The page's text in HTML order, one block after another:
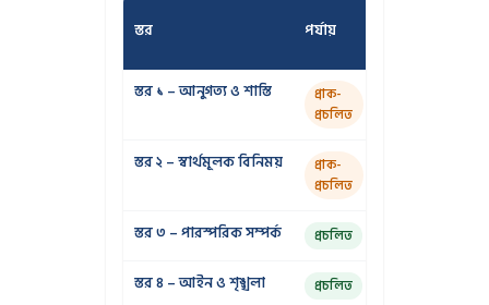
স্তর পর্যায়
স্তর ১ – আনুগত্য ও শাস্তি
প্রাক-
প্রচলিত
স্তর ২ – স্বার্থমূলক বিনিময়
প্রাক-
প্রচলিত
স্তর ৩ – পারস্পরিক সম্পর্ক প্রচলিত
স্তর ৪ – আইন ও শৃঙ্খলা প্রচলিত